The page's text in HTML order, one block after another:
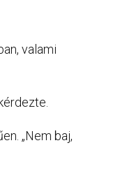
valami
„Nem baj,